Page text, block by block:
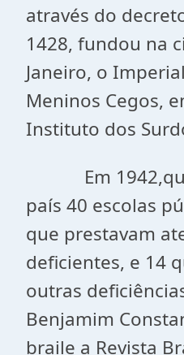
através do
1428, fundou na
Janeiro, o
Meninos Cegos,
Instituto dos
Em
país 40 escolas
que prestavam
deficientes, e 14
outras
Benjamim
braile a Revista